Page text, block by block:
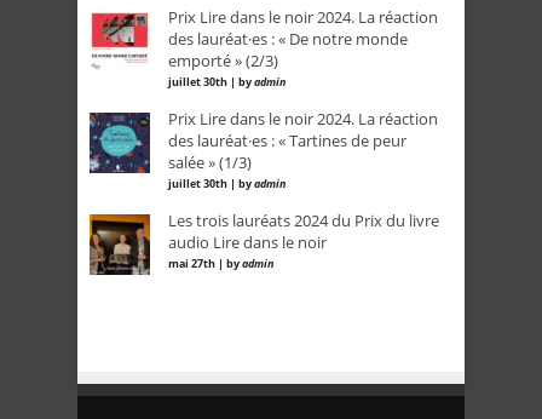
Prix Lire dans le noir 2024. La réaction
des lauréat·es : « De notre monde
emporté » (2/3)
juillet 30th | byadmin
Prix Lire dans le noir 2024. La réaction
des lauréat·es : « Tartines de peur
salée » (1/3)
juillet 30th | byadmin
Les trois lauréats 2024 du Prix du livre
audio Lire dans le noir
mai 27th | byadmin